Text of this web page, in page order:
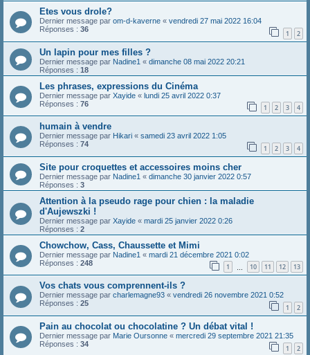
Etes vous drole?
Dernier message par om-d-kaverne « vendredi 27 mai 2022 16:04
Réponses : 36 1 2
Un lapin pour mes filles ?
Dernier message par Nadine1 « dimanche 08 mai 2022 20:21
Réponses : 18
Les phrases, expressions du Cinéma
Dernier message par Xayide « lundi 25 avril 2022 0:37
Réponses : 76 1 2 3 4
humain à vendre
Dernier message par Hikari « samedi 23 avril 2022 1:05
Réponses : 74 1 2 3 4
Site pour croquettes et accessoires moins cher
Dernier message par Nadine1 « dimanche 30 janvier 2022 0:57
Réponses : 3
Attention à la pseudo rage pour chien : la maladie
d'Aujewszki !
Dernier message par Xayide « mardi 25 janvier 2022 0:26
Réponses : 2
Chowchow, Cass, Chaussette et Mimi
Dernier message par Nadine1 « mardi 21 décembre 2021 0:02
Réponses : 248 1 10 11 12 13
Vos chats vous comprennent-ils ?
Dernier message par charlemagne93 « vendredi 26 novembre 2021 0:52
Réponses : 25 1 2
Pain au chocolat ou chocolatine ? Un débat vital !
Dernier message par Marie Oursonne « mercredi 29 septembre 2021 21:35
Réponses : 34 1 2